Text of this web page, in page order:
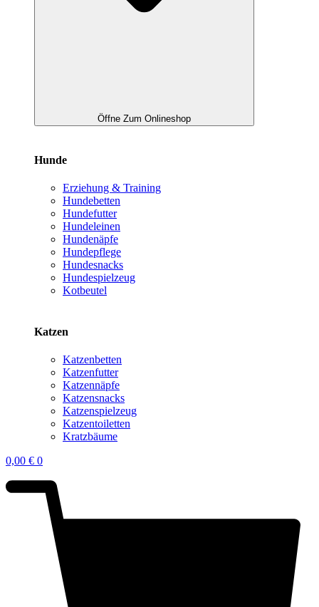
Öffne Zum Onlineshop
Hunde
Erziehung & Training
Hundebetten
Hundefutter
Hundeleinen
Hundenäpfe
Hundepflege
Hundesnacks
Hundespielzeug
Kotbeutel
Katzen
Katzenbetten
Katzenfutter
Katzennäpfe
Katzensnacks
Katzenspielzeug
Katzentoiletten
Kratzbäume
0,00 € 0